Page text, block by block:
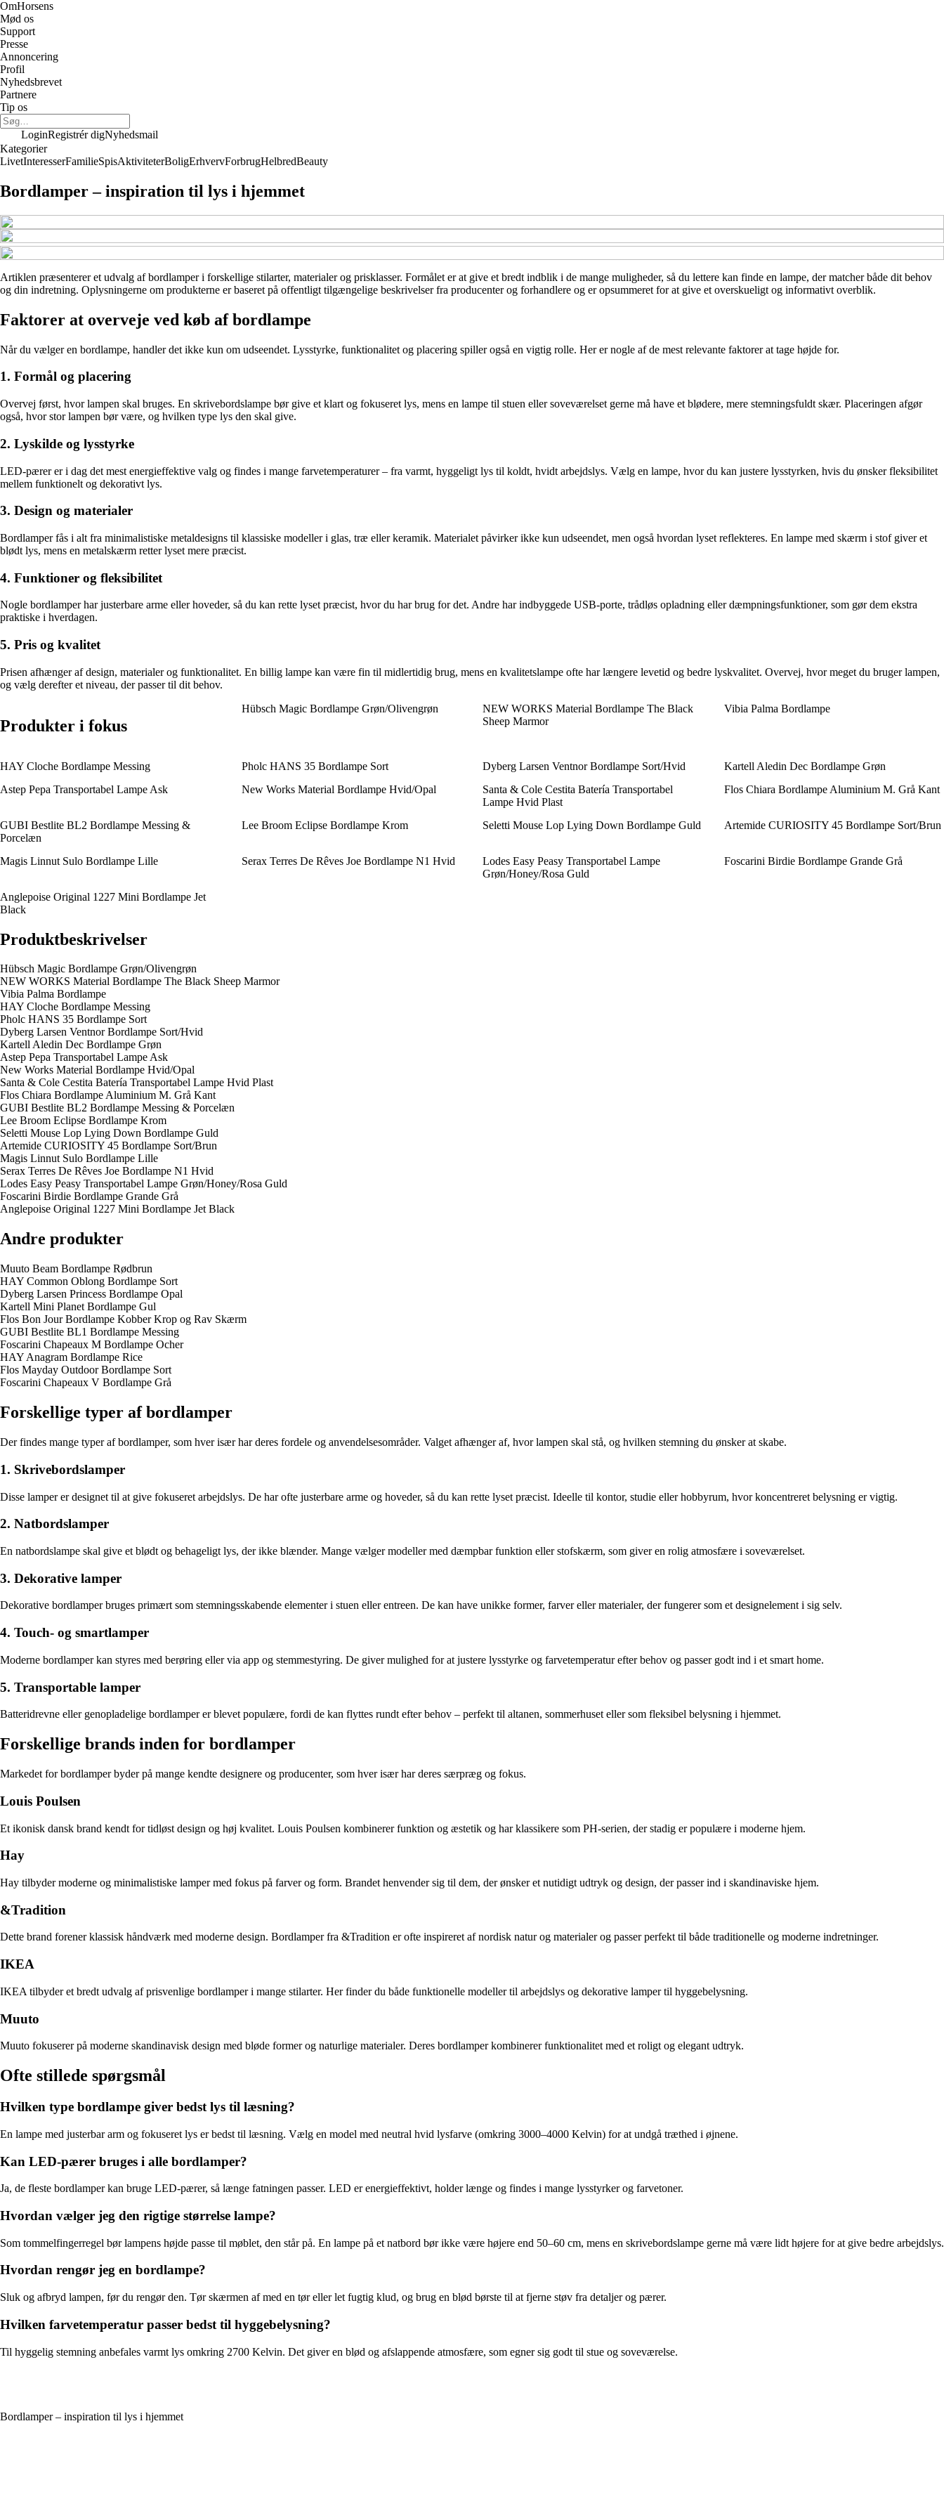
OmHorsens
Mød os
Support
Presse
Annoncering
Profil
Nyhedsbrevet
Partnere
Tip os
LoginRegistrér digNyhedsmail
Kategorier
LivetInteresserFamilieSpisAktiviteterBoligErhvervForbrugHelbredBeauty
Bordlamper – inspiration til lys i hjemmet
Artiklen præsenterer et udvalg af bordlamper i forskellige stilarter, materialer og prisklasser. Formålet er at give et bredt indblik i de mange muligheder, så du lettere kan finde en lampe, der matcher både dit behov
og din indretning. Oplysningerne om produkterne er baseret på offentligt tilgængelige beskrivelser fra producenter og forhandlere og er opsummeret for at give et overskueligt og informativt overblik.
Faktorer at overveje ved køb af bordlampe
Når du vælger en bordlampe, handler det ikke kun om udseendet. Lysstyrke, funktionalitet og placering spiller også en vigtig rolle. Her er nogle af de mest relevante faktorer at tage højde for.
1. Formål og placering
Overvej først, hvor lampen skal bruges. En skrivebordslampe bør give et klart og fokuseret lys, mens en lampe til stuen eller soveværelset gerne må have et blødere, mere stemningsfuldt skær. Placeringen afgør
også, hvor stor lampen bør være, og hvilken type lys den skal give.
2. Lyskilde og lysstyrke
LED-pærer er i dag det mest energieffektive valg og findes i mange farvetemperaturer – fra varmt, hyggeligt lys til koldt, hvidt arbejdslys. Vælg en lampe, hvor du kan justere lysstyrken, hvis du ønsker fleksibilitet
mellem funktionelt og dekorativt lys.
3. Design og materialer
Bordlamper fås i alt fra minimalistiske metaldesigns til klassiske modeller i glas, træ eller keramik. Materialet påvirker ikke kun udseendet, men også hvordan lyset reflekteres. En lampe med skærm i stof giver et
blødt lys, mens en metalskærm retter lyset mere præcist.
4. Funktioner og fleksibilitet
Nogle bordlamper har justerbare arme eller hoveder, så du kan rette lyset præcist, hvor du har brug for det. Andre har indbyggede USB-porte, trådløs opladning eller dæmpningsfunktioner, som gør dem ekstra
praktiske i hverdagen.
5. Pris og kvalitet
Prisen afhænger af design, materialer og funktionalitet. En billig lampe kan være fin til midlertidig brug, mens en kvalitetslampe ofte har længere levetid og bedre lyskvalitet. Overvej, hvor meget du bruger lampen,
og vælg derefter et niveau, der passer til dit behov.
Produkter i fokus
Hübsch Magic Bordlampe Grøn/Olivengrøn
NEW WORKS Material Bordlampe The Black
Sheep Marmor
Vibia Palma Bordlampe
HAY Cloche Bordlampe Messing Pholc HANS 35 Bordlampe Sort Dyberg Larsen Ventnor Bordlampe Sort/Hvid
Kartell Aledin Dec Bordlampe Grøn
Astep Pepa Transportabel Lampe Ask
New Works Material Bordlampe Hvid/Opal
Santa & Cole Cestita Batería Transportabel
Lampe Hvid Plast
Flos Chiara Bordlampe Aluminium M. Grå Kant
GUBI Bestlite BL2 Bordlampe Messing &
Porcelæn
Lee Broom Eclipse Bordlampe Krom Seletti Mouse Lop Lying Down Bordlampe Guld Artemide CURIOSITY 45 Bordlampe Sort/Brun
Magis Linnut Sulo Bordlampe Lille Serax Terres De Rêves Joe Bordlampe N1 Hvid
Lodes Easy Peasy Transportabel Lampe
Grøn/Honey/Rosa Guld
Foscarini Birdie Bordlampe Grande Grå
Anglepoise Original 1227 Mini Bordlampe Jet
Black
Produktbeskrivelser
Hübsch Magic Bordlampe Grøn/Olivengrøn
NEW WORKS Material Bordlampe The Black Sheep Marmor
Vibia Palma Bordlampe
HAY Cloche Bordlampe Messing
Pholc HANS 35 Bordlampe Sort
Dyberg Larsen Ventnor Bordlampe Sort/Hvid
Kartell Aledin Dec Bordlampe Grøn
Astep Pepa Transportabel Lampe Ask
New Works Material Bordlampe Hvid/Opal
Santa & Cole Cestita Batería Transportabel Lampe Hvid Plast
Flos Chiara Bordlampe Aluminium M. Grå Kant
GUBI Bestlite BL2 Bordlampe Messing & Porcelæn
Lee Broom Eclipse Bordlampe Krom
Seletti Mouse Lop Lying Down Bordlampe Guld
Artemide CURIOSITY 45 Bordlampe Sort/Brun
Magis Linnut Sulo Bordlampe Lille
Serax Terres De Rêves Joe Bordlampe N1 Hvid
Lodes Easy Peasy Transportabel Lampe Grøn/Honey/Rosa Guld
Foscarini Birdie Bordlampe Grande Grå
Anglepoise Original 1227 Mini Bordlampe Jet Black
Andre produkter
Muuto Beam Bordlampe Rødbrun
HAY Common Oblong Bordlampe Sort
Dyberg Larsen Princess Bordlampe Opal
Kartell Mini Planet Bordlampe Gul
Flos Bon Jour Bordlampe Kobber Krop og Rav Skærm
GUBI Bestlite BL1 Bordlampe Messing
Foscarini Chapeaux M Bordlampe Ocher
HAY Anagram Bordlampe Rice
Flos Mayday Outdoor Bordlampe Sort
Foscarini Chapeaux V Bordlampe Grå
Forskellige typer af bordlamper
Der findes mange typer af bordlamper, som hver især har deres fordele og anvendelsesområder. Valget afhænger af, hvor lampen skal stå, og hvilken stemning du ønsker at skabe.
1. Skrivebordslamper
Disse lamper er designet til at give fokuseret arbejdslys. De har ofte justerbare arme og hoveder, så du kan rette lyset præcist. Ideelle til kontor, studie eller hobbyrum, hvor koncentreret belysning er vigtig.
2. Natbordslamper
En natbordslampe skal give et blødt og behageligt lys, der ikke blænder. Mange vælger modeller med dæmpbar funktion eller stofskærm, som giver en rolig atmosfære i soveværelset.
3. Dekorative lamper
Dekorative bordlamper bruges primært som stemningsskabende elementer i stuen eller entreen. De kan have unikke former, farver eller materialer, der fungerer som et designelement i sig selv.
4. Touch- og smartlamper
Moderne bordlamper kan styres med berøring eller via app og stemmestyring. De giver mulighed for at justere lysstyrke og farvetemperatur efter behov og passer godt ind i et smart home.
5. Transportable lamper
Batteridrevne eller genopladelige bordlamper er blevet populære, fordi de kan flyttes rundt efter behov – perfekt til altanen, sommerhuset eller som fleksibel belysning i hjemmet.
Forskellige brands inden for bordlamper
Markedet for bordlamper byder på mange kendte designere og producenter, som hver især har deres særpræg og fokus.
Louis Poulsen
Et ikonisk dansk brand kendt for tidløst design og høj kvalitet. Louis Poulsen kombinerer funktion og æstetik og har klassikere som PH-serien, der stadig er populære i moderne hjem.
Hay
Hay tilbyder moderne og minimalistiske lamper med fokus på farver og form. Brandet henvender sig til dem, der ønsker et nutidigt udtryk og design, der passer ind i skandinaviske hjem.
&Tradition
Dette brand forener klassisk håndværk med moderne design. Bordlamper fra &Tradition er ofte inspireret af nordisk natur og materialer og passer perfekt til både traditionelle og moderne indretninger.
IKEA
IKEA tilbyder et bredt udvalg af prisvenlige bordlamper i mange stilarter. Her finder du både funktionelle modeller til arbejdslys og dekorative lamper til hyggebelysning.
Muuto
Muuto fokuserer på moderne skandinavisk design med bløde former og naturlige materialer. Deres bordlamper kombinerer funktionalitet med et roligt og elegant udtryk.
Ofte stillede spørgsmål
Hvilken type bordlampe giver bedst lys til læsning?
En lampe med justerbar arm og fokuseret lys er bedst til læsning. Vælg en model med neutral hvid lysfarve (omkring 3000–4000 Kelvin) for at undgå træthed i øjnene.
Kan LED-pærer bruges i alle bordlamper?
Ja, de fleste bordlamper kan bruge LED-pærer, så længe fatningen passer. LED er energieffektivt, holder længe og findes i mange lysstyrker og farvetoner.
Hvordan vælger jeg den rigtige størrelse lampe?
Som tommelfingerregel bør lampens højde passe til møblet, den står på. En lampe på et natbord bør ikke være højere end 50–60 cm, mens en skrivebordslampe gerne må være lidt højere for at give bedre arbejdslys.
Hvordan rengør jeg en bordlampe?
Sluk og afbryd lampen, før du rengør den. Tør skærmen af med en tør eller let fugtig klud, og brug en blød børste til at fjerne støv fra detaljer og pærer.
Hvilken farvetemperatur passer bedst til hyggebelysning?
Til hyggelig stemning anbefales varmt lys omkring 2700 Kelvin. Det giver en blød og afslappende atmosfære, som egner sig godt til stue og soveværelse.
Bordlamper – inspiration til lys i hjemmet